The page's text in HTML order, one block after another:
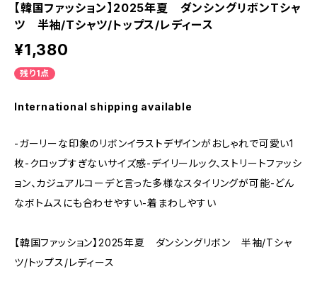
【韓国ファッション】2025年夏 ダンシングリボンTシャ
ツ 半袖/Tシャツ/トップス/レディース
¥1,380
残り1点
International shipping available
-ガーリーな印象のリボンイラストデザインがおしゃれで可愛い1
枚-クロップすぎないサイズ感-デイリールック、ストリートファッシ
ョン、カジュアルコーデと言った多様なスタイリングが可能-どん
なボトムスにも合わせやすい-着まわしやすい
【韓国ファッション】2025年夏 ダンシングリボン 半袖/Tシャ
ツ/トップス/レディース